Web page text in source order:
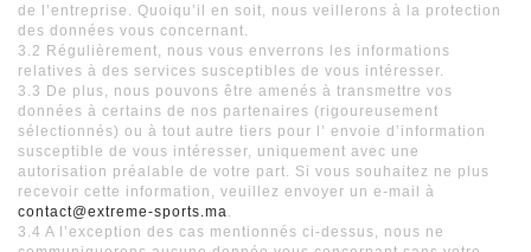
de l’entreprise. Quoiqu’il en soit, nous veillerons à la protection
des données vous concernant.
3.2 Régulièrement, nous vous enverrons les informations
relatives à des services susceptibles de vous intéresser.
3.3 De plus, nous pouvons être amenés à transmettre vos
données à certains de nos partenaires (rigoureusement
sélectionnés) ou à tout autre tiers pour l’ envoie d’information
susceptible de vous intéresser, uniquement avec une
autorisation préalable de votre part. Si vous souhaitez ne plus
recevoir cette information, veuillez envoyer un e-mail à
contact@extreme-sports.ma.
3.4 A l’exception des cas mentionnés ci-dessus, nous ne